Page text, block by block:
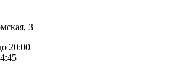
3
20:00